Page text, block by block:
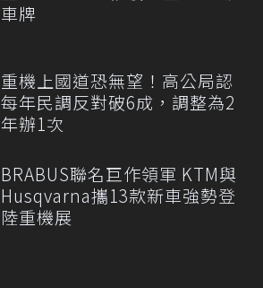
車牌
重機上國道恐無望！高公局認
每年民調反對破6成，調整為2
年辦1次
BRABUS聯名巨作領軍 KTM與
Husqvarna攜13款新車強勢登
陸重機展